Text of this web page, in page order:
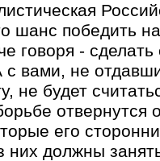
шанс победить
говоря -
с вами, не
не будет
отвернутся
его
них должны